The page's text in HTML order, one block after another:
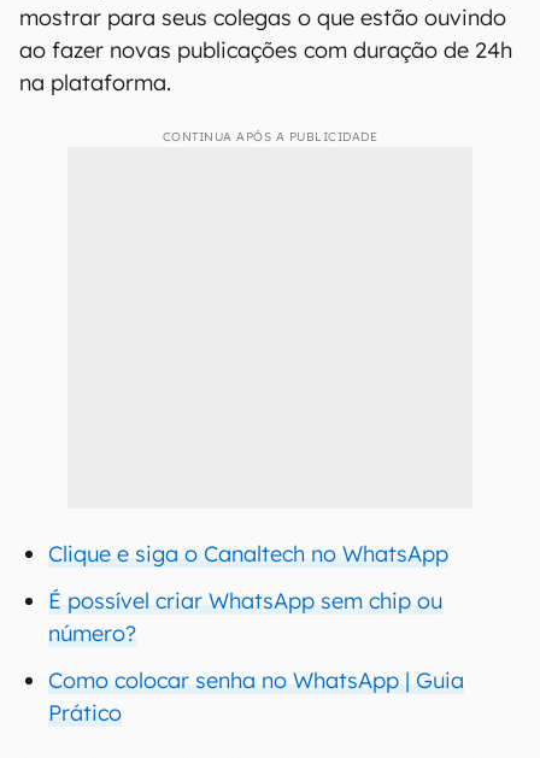
mostrar para seus colegas o que estão ouvindo
ao fazer novas publicações com duração de 24h
na plataforma.
CONTINUA APÓS A PUBLICIDADE
Clique e siga o Canaltech no WhatsApp
É possível criar WhatsApp sem chip ou
número?
Como colocar senha no WhatsApp | Guia
Prático